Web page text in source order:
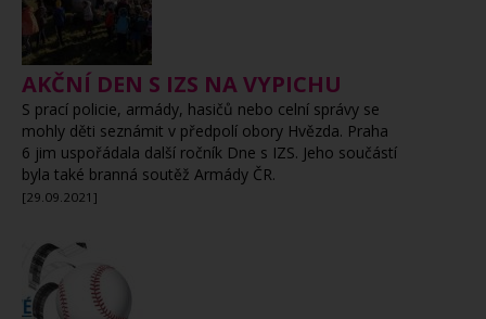
AKČNÍ DEN S IZS NA VYPICHU
S prací policie, armády, hasičů nebo celní správy se
mohly děti seznámit v předpolí obory Hvězda. Praha
6 jim uspořádala další ročník Dne s IZS. Jeho součástí
byla také branná soutěž Armády ČR.
[29.09.2021]